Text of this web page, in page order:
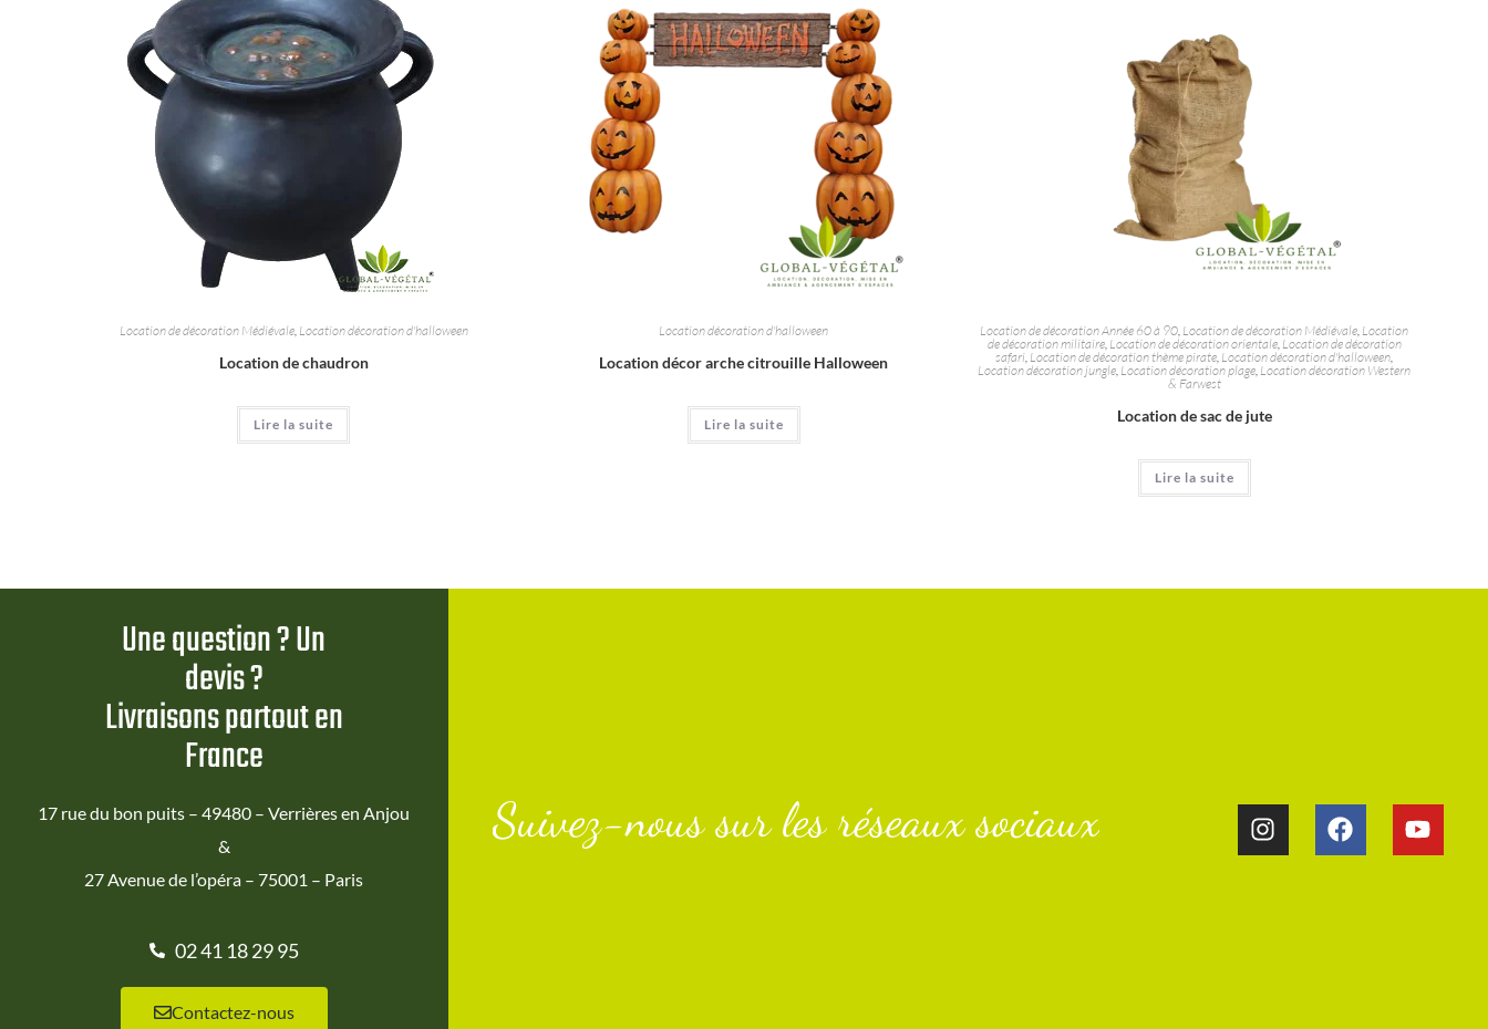
Location de décoration Médiévale, Location décoration d'halloween
Location de chaudron
Lire la suite
Location décoration d'halloween
Location décor arche citrouille Halloween
Lire la suite
Location de décoration Année 60 à 90, Location de décoration Médiévale, Location
de décoration militaire, Location de décoration orientale, Location de décoration
safari, Location de décoration thème pirate, Location décoration d'halloween,
Location décoration jungle, Location décoration plage, Location décoration Western
& Farwest
Location de sac de jute
Lire la suite
Une question ? Un
devis ?
Livraisons partout en
France
17 rue du bon puits – 49480 – Verrières en Anjou
&
27 Avenue de l’opéra – 75001 – Paris
02 41 18 29 95
Contactez-nous
Suivez-nous sur les réseaux sociaux​